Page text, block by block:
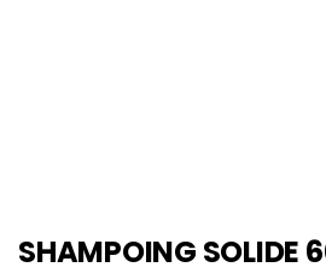
SHAMPOING SOLIDE